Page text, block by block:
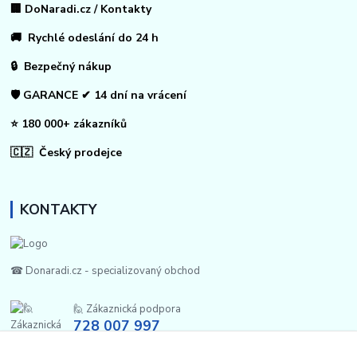
🏢 DoNaradi.cz / Kontakty
🚚 Rychlé odeslání do 24 h
🔒 Bezpečný nákup
🛡️ GARANCE ✔ 14 dní na vrácení
⭐ 180 000+ zákazníků
🇨🇿 Český prodejce
KONTAKTY
☎ Donaradi.cz - specializovaný obchod
🙋 Zákaznická podpora
728 007 997